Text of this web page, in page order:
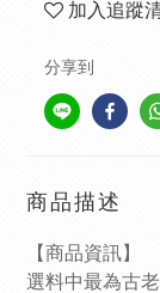
加入追蹤
分享到
商品描述
【商品資訊】
選料中最為古